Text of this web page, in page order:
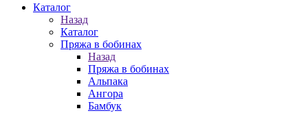
Каталог
Назад
Каталог
Пряжа в бобинах
Назад
Пряжа в бобинах
Альпака
Ангора
Бамбук